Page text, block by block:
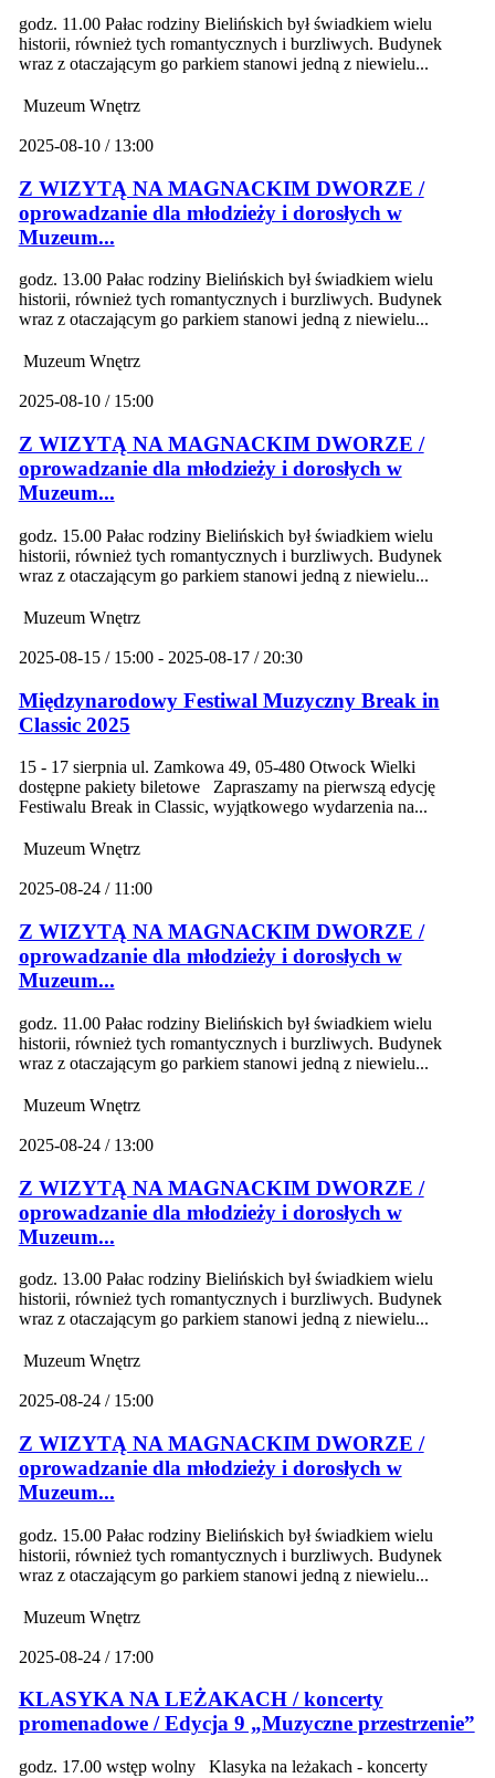
godz. 11.00 Pałac rodziny Bielińskich był świadkiem wielu
historii, również tych romantycznych i burzliwych. Budynek
wraz z otaczającym go parkiem stanowi jedną z niewielu...
Muzeum Wnętrz
2025-08-10 / 13:00
Z WIZYTĄ NA MAGNACKIM DWORZE /
oprowadzanie dla młodzieży i dorosłych w
Muzeum...
godz. 13.00 Pałac rodziny Bielińskich był świadkiem wielu
historii, również tych romantycznych i burzliwych. Budynek
wraz z otaczającym go parkiem stanowi jedną z niewielu...
Muzeum Wnętrz
2025-08-10 / 15:00
Z WIZYTĄ NA MAGNACKIM DWORZE /
oprowadzanie dla młodzieży i dorosłych w
Muzeum...
godz. 15.00 Pałac rodziny Bielińskich był świadkiem wielu
historii, również tych romantycznych i burzliwych. Budynek
wraz z otaczającym go parkiem stanowi jedną z niewielu...
Muzeum Wnętrz
2025-08-15 / 15:00 - 2025-08-17 / 20:30
Międzynarodowy Festiwal Muzyczny Break in
Classic 2025
15 - 17 sierpnia ul. Zamkowa 49, 05-480 Otwock Wielki
dostępne pakiety biletowe Zapraszamy na pierwszą edycję
Festiwalu Break in Classic, wyjątkowego wydarzenia na...
Muzeum Wnętrz
2025-08-24 / 11:00
Z WIZYTĄ NA MAGNACKIM DWORZE /
oprowadzanie dla młodzieży i dorosłych w
Muzeum...
godz. 11.00 Pałac rodziny Bielińskich był świadkiem wielu
historii, również tych romantycznych i burzliwych. Budynek
wraz z otaczającym go parkiem stanowi jedną z niewielu...
Muzeum Wnętrz
2025-08-24 / 13:00
Z WIZYTĄ NA MAGNACKIM DWORZE /
oprowadzanie dla młodzieży i dorosłych w
Muzeum...
godz. 13.00 Pałac rodziny Bielińskich był świadkiem wielu
historii, również tych romantycznych i burzliwych. Budynek
wraz z otaczającym go parkiem stanowi jedną z niewielu...
Muzeum Wnętrz
2025-08-24 / 15:00
Z WIZYTĄ NA MAGNACKIM DWORZE /
oprowadzanie dla młodzieży i dorosłych w
Muzeum...
godz. 15.00 Pałac rodziny Bielińskich był świadkiem wielu
historii, również tych romantycznych i burzliwych. Budynek
wraz z otaczającym go parkiem stanowi jedną z niewielu...
Muzeum Wnętrz
2025-08-24 / 17:00
KLASYKA NA LEŻAKACH / koncerty
promenadowe / Edycja 9 „Muzyczne przestrzenie”
godz. 17.00 wstęp wolny Klasyka na leżakach - koncerty